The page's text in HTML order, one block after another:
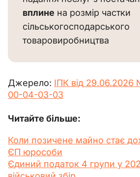
вплине на розмір частки
сільськогосподарського
товаровиробництва
Джерело: ІПК від
00-04-03-03
Читайте більше:
Коли позичене майно стає
ЄП юрособи
Єдиний податок 4 групи у